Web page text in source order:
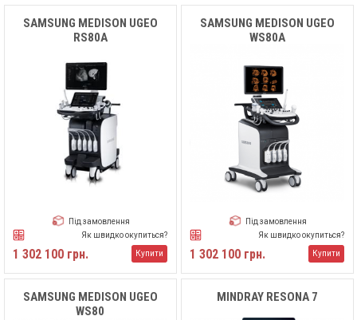
SAMSUNG MEDISON UGEO
RS80A
Під замовлення
Як швидко окупиться?
1 302 100 грн. Купити
SAMSUNG MEDISON UGEO
WS80A
Під замовлення
Як швидко окупиться?
1 302 100 грн. Купити
SAMSUNG MEDISON UGEO
WS80
MINDRAY RESONA 7